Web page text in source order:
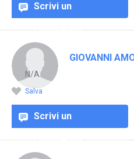
Scrivi un
commento
GIOVANNI
N/A
Salva
Scrivi un
commento